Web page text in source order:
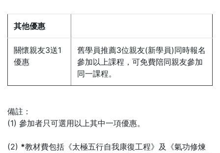
其他優惠
關懷親友3送1
優惠
舊學員推薦3位親友(新學員)同時報名
參加以上課程，可免費陪同親友參加
同一課程。
備註：
(1) 參加者只可選用以上其中一項優惠。
(2) *教材費包括《太極五行自我康復工程》及《氣功修煉